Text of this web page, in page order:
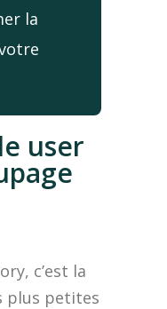
la
user
c’est la
plus petites